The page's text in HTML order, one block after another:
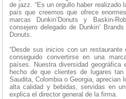
de jazz. “Es un orgullo haber realizado
país que creemos que ofrece
marcas Dunkin’Donuts y Baskin-
consejero delegado de Dunkin’
Donuts.
“Desde sus inicios con un restaurante
conseguido convertirse en una
países. Nuestra diversidad geográfica
hecho de que clientes de lugares
Saudita, Colombia o Georgia, aprecian
alta calidad y bebidas, servidas en
explica el director general de la firma.